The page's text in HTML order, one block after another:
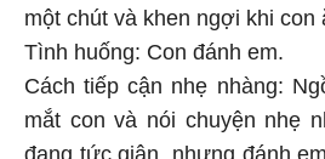
một chút và khen ngợi khi con
Tình huống: Con đánh em.
Cách tiếp cận nhẹ nhàng:
mắt con và nói chuyện nhẹ
đang tức giận, nhưng đánh